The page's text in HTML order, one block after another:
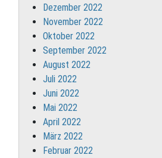
Dezember 2022
November 2022
Oktober 2022
September 2022
August 2022
Juli 2022
Juni 2022
Mai 2022
April 2022
März 2022
Februar 2022